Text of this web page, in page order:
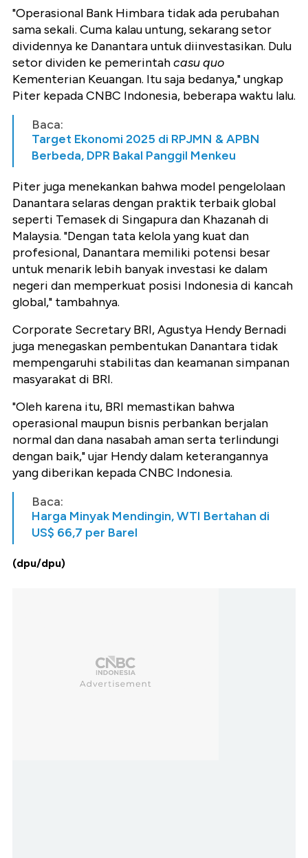
"Operasional Bank Himbara tidak ada perubahan
sama sekali. Cuma kalau untung, sekarang setor
dividennya ke Danantara untuk diinvestasikan. Dulu
setor dividen ke pemerintahcasu quo
Kementerian Keuangan. Itu saja bedanya," ungkap
Piter kepada CNBC Indonesia, beberapa waktu lalu.
Baca:
Target Ekonomi 2025 di RPJMN & APBN
Berbeda, DPR Bakal Panggil Menkeu
Piter juga menekankan bahwa model pengelolaan
Danantara selaras dengan praktik terbaik global
seperti Temasek di Singapura dan Khazanah di
Malaysia. "Dengan tata kelola yang kuat dan
profesional, Danantara memiliki potensi besar
untuk menarik lebih banyak investasi ke dalam
negeri dan memperkuat posisi Indonesia di kancah
global," tambahnya.
Corporate Secretary BRI, Agustya Hendy Bernadi
juga menegaskan pembentukan Danantara tidak
mempengaruhi stabilitas dan keamanan simpanan
masyarakat di BRI.
"Oleh karena itu, BRI memastikan bahwa
operasional maupun bisnis perbankan berjalan
normal dan dana nasabah aman serta terlindungi
dengan baik," ujar Hendy dalam keterangannya
yang diberikan kepada CNBC Indonesia.
Baca:
Harga Minyak Mendingin, WTI Bertahan di
US$ 66,7 per Barel
(dpu/dpu)